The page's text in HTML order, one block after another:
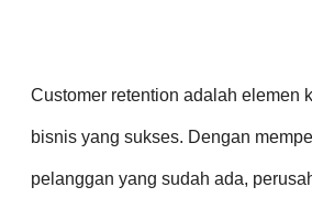
Customer retention adalah elemen
bisnis yang sukses. Dengan
pelanggan yang sudah ada,